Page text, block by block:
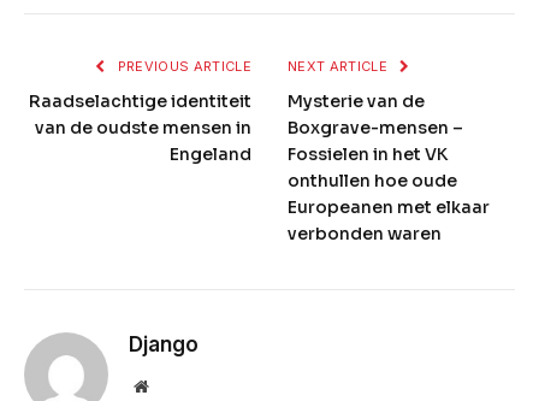
PREVIOUS ARTICLE
Raadselachtige identiteit
van de oudste mensen in
Engeland
NEXT ARTICLE
Mysterie van de
Boxgrave-mensen –
Fossielen in het VK
onthullen hoe oude
Europeanen met elkaar
verbonden waren
Django
Website